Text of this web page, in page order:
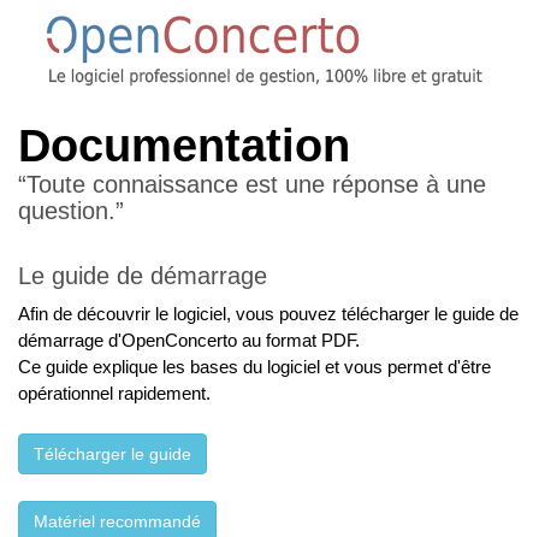
Documentation
“Toute connaissance est une réponse à une
question.”
Le guide de démarrage
Afin de découvrir le logiciel, vous pouvez télécharger le guide de
démarrage d'OpenConcerto au format PDF.
Ce guide explique les bases du logiciel et vous permet d'être
opérationnel rapidement.
Télécharger le guide
Matériel recommandé